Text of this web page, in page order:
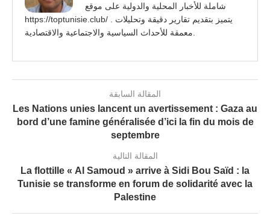
شاملة للأخبار المحلية والدولية على موقع
https://toptunisie.club/ . يتميز بتقديم تقارير دقيقة وتحليلات
المقالة السابقة
Les Nations unies lancent un avertissement : Gaza au
bord d’une famine généralisée d’ici la fin du mois de
septembre
المقالة التالية
La flottille « Al Samoud » arrive à Sidi Bou Saïd : la
Tunisie se transforme en forum de solidarité avec la
Palestine